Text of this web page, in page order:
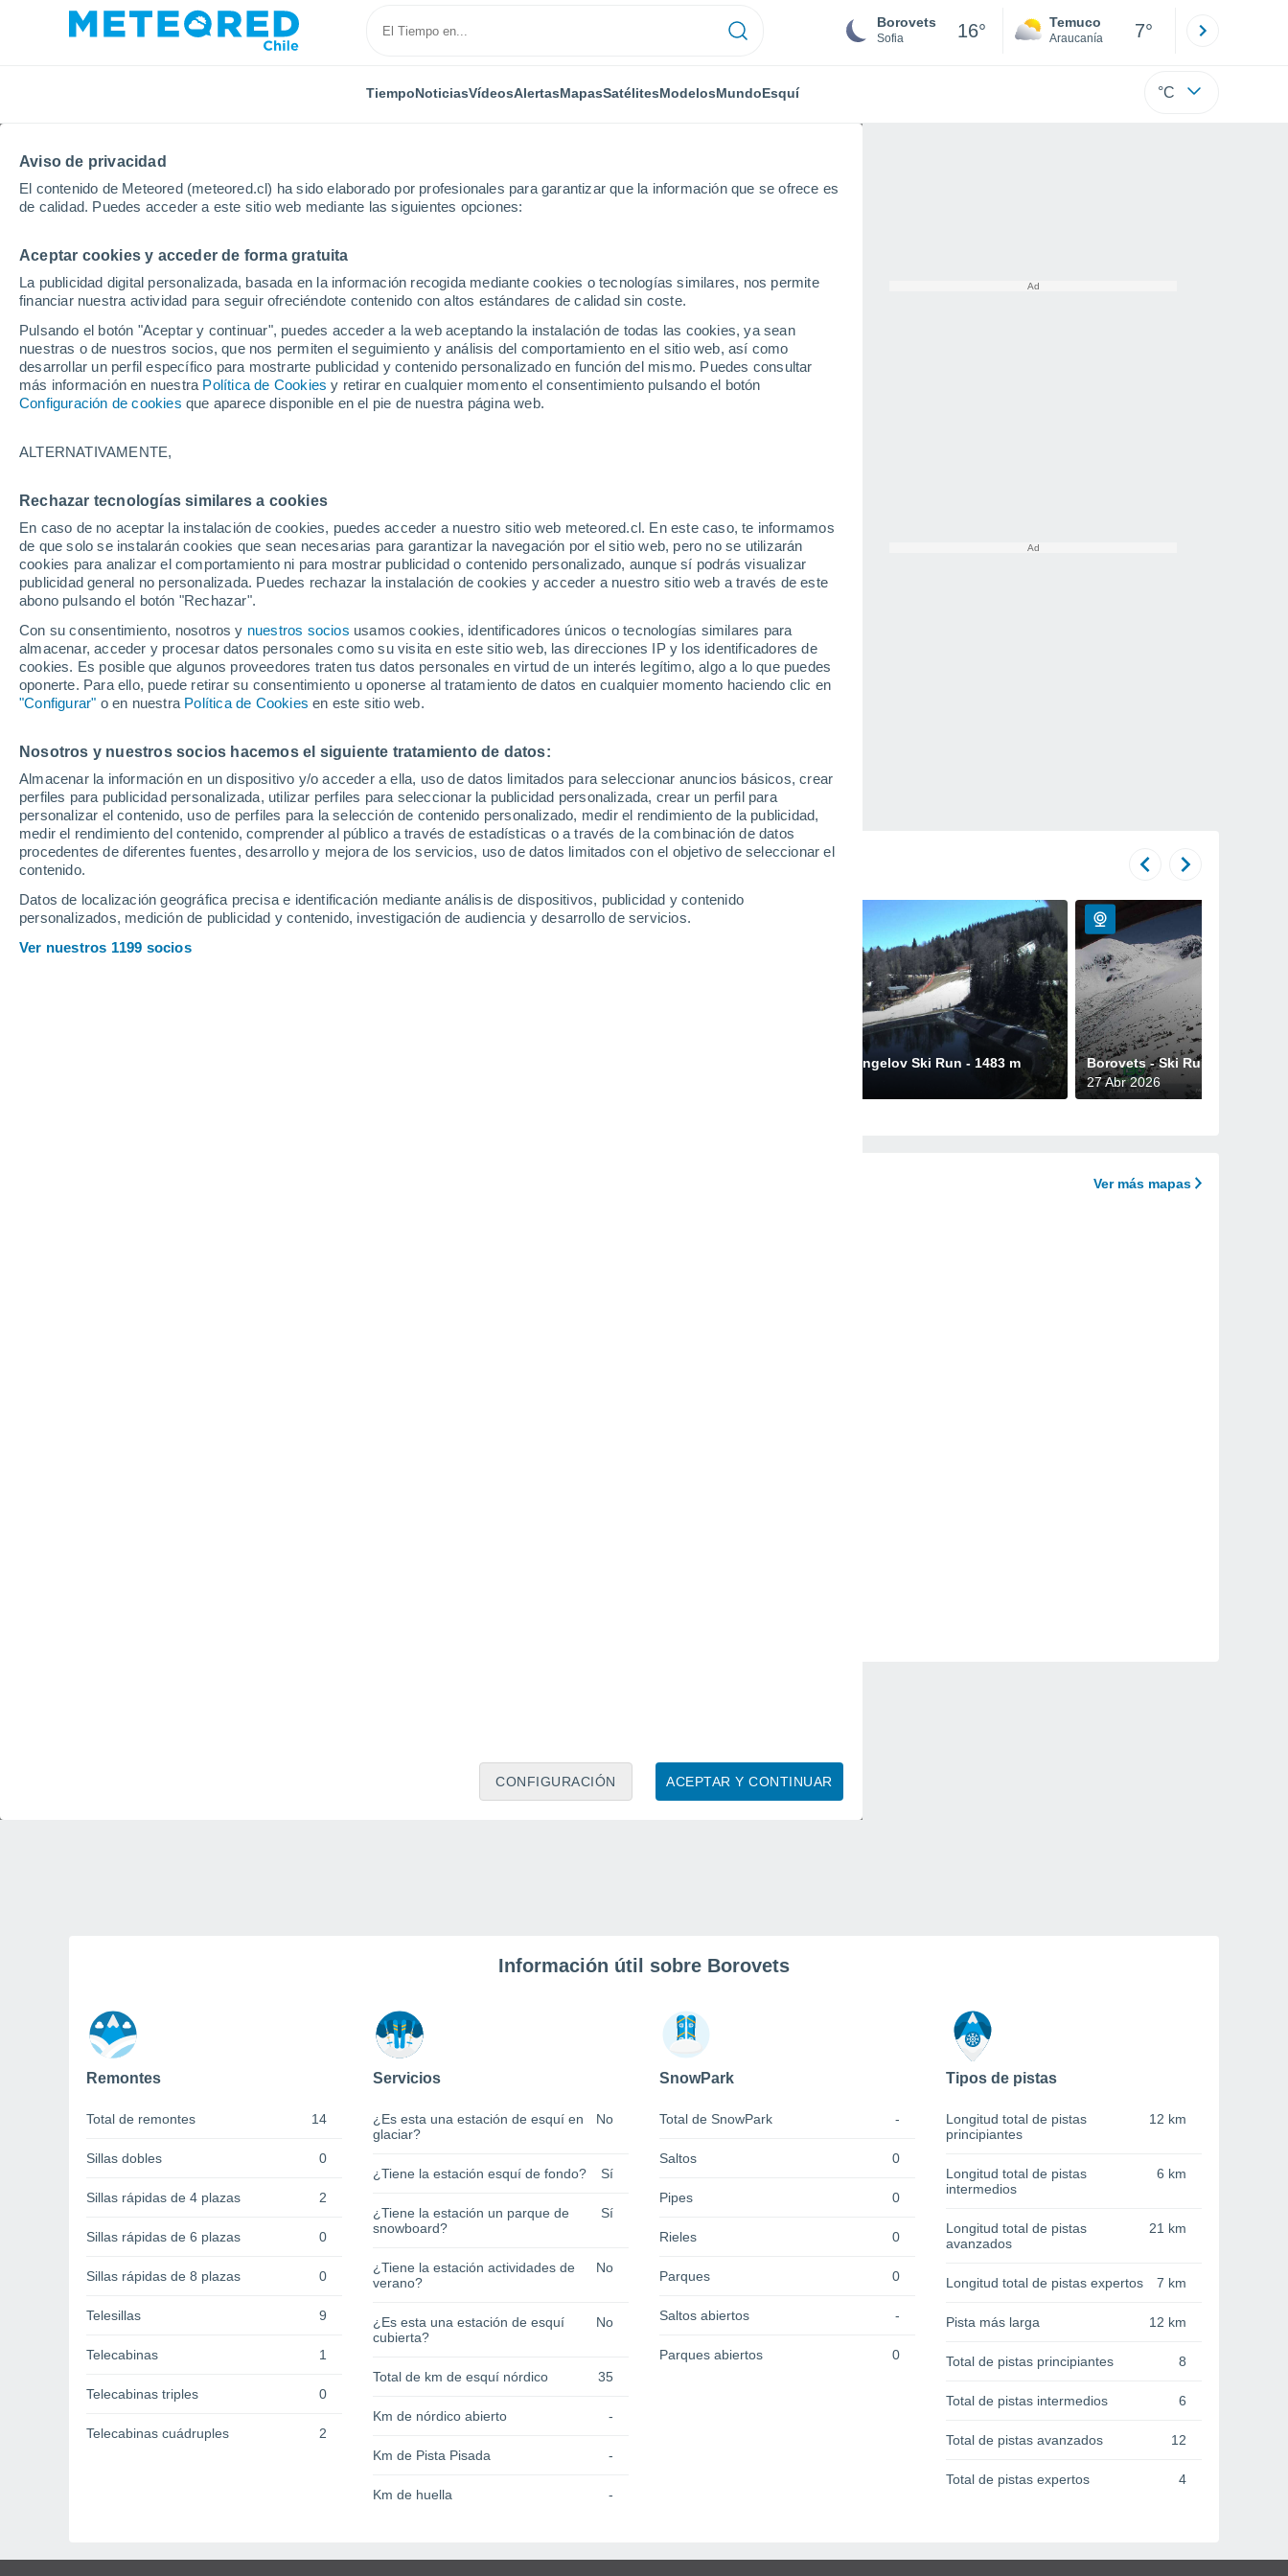
Aviso de privacidad
El contenido de Meteored (meteored.cl) ha sido elaborado por profesionales para garantizar que la información que se ofrece es
de calidad. Puedes acceder a este sitio web mediante las siguientes opciones:
Aceptar cookies y acceder de forma gratuita
La publicidad digital personalizada, basada en la información recogida mediante cookies o tecnologías similares, nos permite
financiar nuestra actividad para seguir ofreciéndote contenido con altos estándares de calidad sin coste.
Pulsando el botón "Aceptar y continuar", puedes acceder a la web aceptando la instalación de todas las cookies, ya sean
nuestras o de nuestros socios, que nos permiten el seguimiento y análisis del comportamiento en el sitio web, así como
desarrollar un perfil específico para mostrarte publicidad y contenido personalizado en función del mismo. Puedes consultar
más información en nuestra Política de Cookies y retirar en cualquier momento el consentimiento pulsando el botón
Configuración de cookies que aparece disponible en el pie de nuestra página web.
ALTERNATIVAMENTE,
Rechazar tecnologías similares a cookies
En caso de no aceptar la instalación de cookies, puedes acceder a nuestro sitio web meteored.cl. En este caso, te informamos
de que solo se instalarán cookies que sean necesarias para garantizar la navegación por el sitio web, pero no se utilizarán
cookies para analizar el comportamiento ni para mostrar publicidad o contenido personalizado, aunque sí podrás visualizar
publicidad general no personalizada. Puedes rechazar la instalación de cookies y acceder a nuestro sitio web a través de este
abono pulsando el botón "Rechazar".
Con su consentimiento, nosotros y nuestros socios usamos cookies, identificadores únicos o tecnologías similares para
almacenar, acceder y procesar datos personales como su visita en este sitio web, las direcciones IP y los identificadores de
cookies. Es posible que algunos proveedores traten tus datos personales en virtud de un interés legítimo, algo a lo que puedes
oponerte. Para ello, puede retirar su consentimiento u oponerse al tratamiento de datos en cualquier momento haciendo clic en
"Configurar" o en nuestra Política de Cookies en este sitio web.
Nosotros y nuestros socios hacemos el siguiente tratamiento de datos:
Almacenar la información en un dispositivo y/o acceder a ella, uso de datos limitados para seleccionar anuncios básicos, crear
perfiles para publicidad personalizada, utilizar perfiles para seleccionar la publicidad personalizada, crear un perfil para
personalizar el contenido, uso de perfiles para la selección de contenido personalizado, medir el rendimiento de la publicidad,
medir el rendimiento del contenido, comprender al público a través de estadísticas o a través de la combinación de datos
procedentes de diferentes fuentes, desarrollo y mejora de los servicios, uso de datos limitados con el objetivo de seleccionar el
contenido.
Datos de localización geográfica precisa e identificación mediante análisis de dispositivos, publicidad y contenido
personalizados, medición de publicidad y contenido, investigación de audiencia y desarrollo de servicios.
Ver nuestros 1199 socios
ACEPTAR Y CONTINUAR
CONFIGURACIÓN
Borovets
Sofia 16° Temuco
Araucanía 7°
TiempoNoticiasVídeosAlertasMapasSatélitesModelosMundoEsquí °C
Inicio Bulgaria Provincia de Sofía Borovets
Borovets
26/12/2026
Hoy
7 Ago
Mañana
8 Ago
Domingo
9 Ago
Parte de nieve hoy
Pistas por dificultad 8 6 12 4
Kilómetros esquiables 0 / 58
Remontes 0 / 14
Espesor de nieve en la base 0 cm
Espesor de nieve en la parte superior -
Webcams en Borovets
Borovets - Popangelov Ski Run - 1483 m
Borovets - Ski Run Markudjik
27 Abr 2026
Ver más mapas
Información útil sobre Borovets
Remontes
Total de remontes 14
Sillas dobles 0
Sillas rápidas de 4 plazas 2
Sillas rápidas de 6 plazas 0
Sillas rápidas de 8 plazas 0
Telesillas 9
Telecabinas 1
Telecabinas triples 0
Telecabinas cuádruples 2
Servicios
¿Es esta una estación de esquí en
glaciar?
No
¿Tiene la estación esquí de fondo? Sí
¿Tiene la estación un parque de
snowboard?
Sí
¿Tiene la estación actividades de
verano?
No
¿Es esta una estación de esquí
cubierta?
No
Total de km de esquí nórdico 35
Km de nórdico abierto -
Km de Pista Pisada -
Km de huella -
SnowPark
Total de SnowPark -
Saltos 0
Pipes 0
Rieles 0
Parques 0
Saltos abiertos -
Parques abiertos 0
Tipos de pistas
Longitud total de pistas
principiantes
12 km
Longitud total de pistas
intermedios
6 km
Longitud total de pistas
avanzados
21 km
Longitud total de pistas expertos 7 km
Pista más larga 12 km
Total de pistas principiantes 8
Total de pistas intermedios 6
Total de pistas avanzados 12
Total de pistas expertos 4